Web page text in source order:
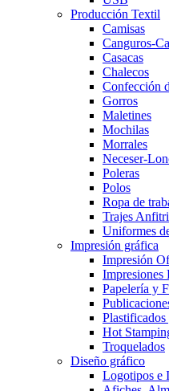
Producción Textil
Camisas
Canguros-
Casacas
Chalecos
Confección
Gorros
Maletines
Mochilas
Morrales
Neceser-
Poleras
Polos
Ropa de
Trajes
Uniformes
Impresión gráfica
Impresión
Impresiones
Papelería y
Hot
Troquelados
Diseño gráfico
Logotipos e